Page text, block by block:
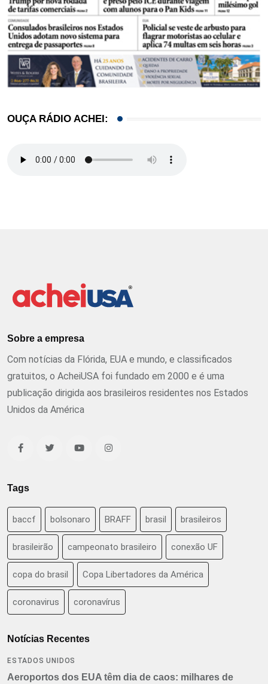
OUÇA RÁDIO ACHEI:
Sobre a empresa
Com notícias da Flórida, EUA e mundo, e classificados
gratuitos, o AcheiUSA foi fundado em 2000 e é uma
publicação dirigida aos brasileiros residentes nos Estados
Unidos da América
Tags
baccf bolsonaro BRAFF brasil brasileiros
brasileirão campeonato brasileiro conexão UF
copa do brasil Copa Libertadores da América
coronavirus coronavírus
Notícias Recentes
ESTADOS UNIDOS
Aeroportos dos EUA têm dia de caos: milhares de